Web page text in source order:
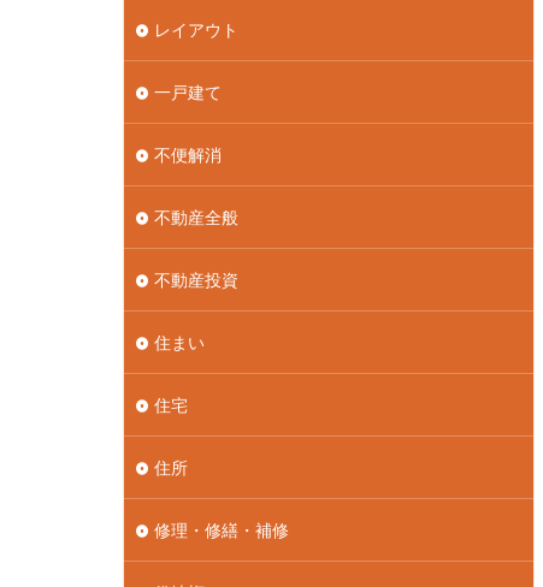
レイアウト
一戸建て
不便解消
不動産全般
不動産投資
住まい
住宅
住所
修理・修繕・補修